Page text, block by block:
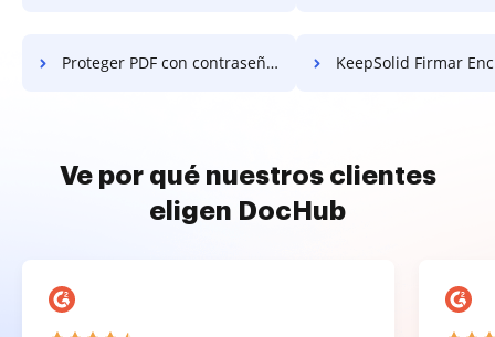
Proteger PDF con contraseña de KeepSolid Sign KeepSolid Firmar
Ve por qué nuestros clientes
eligen DocHub